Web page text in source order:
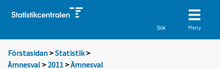
Sök Meny
Förstasidan >Statistik >
Ämnesval > 2011 >Ämnesval